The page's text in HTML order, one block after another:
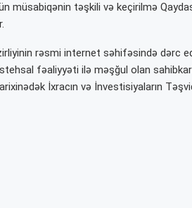
müsabiqənin təşkili və keçirilmə
rəsmi internet səhifəsində dərc
fəaliyyəti ilə məşğul olan
İxracın və İnvestisiyaların